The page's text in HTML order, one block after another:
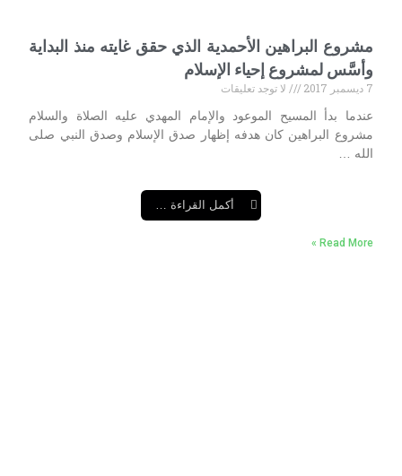
مشروع البراهين الأحمدية الذي حقق غايته منذ البداية
وأسَّس لمشروع إحياء الإسلام
7 ديسمبر 2017
لا توجد تعليقات
عندما بدأ المسيح الموعود والإمام المهدي عليه الصلاة والسلام
مشروع البراهين كان هدفه إظهار صدق الإسلام وصدق النبي صلى
الله …
أكمل القراءة …
Read More »